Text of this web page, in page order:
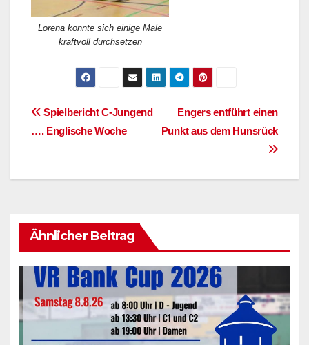
Lorena konnte sich einige Male
kraftvoll durchsetzen
BeitragsnavigationEngers entführt einen
Punkt aus dem Hunsrück
Spielbericht C-Jungend
…. Englische Woche
Ähnlicher Beitrag